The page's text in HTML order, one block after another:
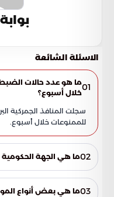
الاسئلة الشائعة
01ما هو عدد حالات الضبط
خلال أسبوع؟
للممنوعات خلال أسبوع.
02ما هي الجهة
هذه الضبطيات.03ما هي بعض أنواع